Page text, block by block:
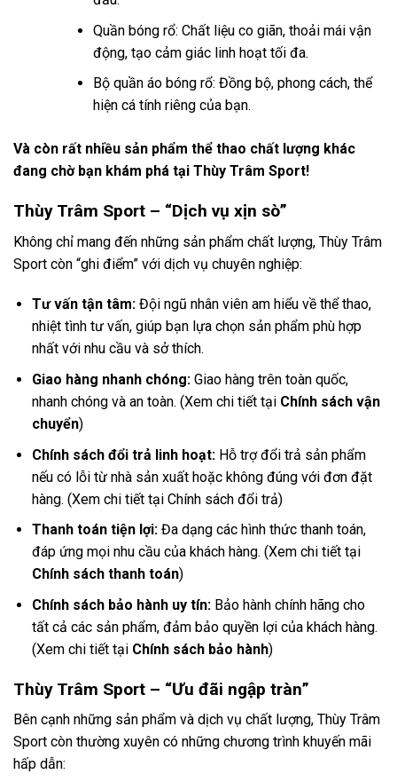
Quần bóng rổ: Chất liệu co giãn, thoải mái vận
động, tạo cảm giác linh hoạt tối đa.
Bộ quần áo bóng rổ: Đồng bộ, phong cách, thể
hiện cá tính riêng của bạn.
Và còn rất nhiều sản phẩm thể thao chất lượng khác
đang chờ bạn khám phá tại Thùy Trâm Sport!
Thùy Trâm Sport – “Dịch vụ xịn sò”
Không chỉ mang đến những sản phẩm chất lượng, Thùy Trâm
Sport còn “ghi điểm” với dịch vụ chuyên nghiệp:
Tư vấn tận tâm:Đội ngũ nhân viên am hiểu về thể thao,
nhiệt tình tư vấn, giúp bạn lựa chọn sản phẩm phù hợp
nhất với nhu cầu và sở thích.
Giao hàng nhanh chóng:Giao hàng trên toàn quốc,
nhanh chóng và an toàn. (Xem chi tiết tại Chính sách vận
chuyển)
Chính sách đổi trả linh hoạt:Hỗ trợ đổi trả sản phẩm
nếu có lỗi từ nhà sản xuất hoặc không đúng với đơn đặt
hàng. (Xem chi tiết tại Chính sách đổi trả)
Thanh toán tiện lợi:Đa dạng các hình thức thanh toán,
đáp ứng mọi nhu cầu của khách hàng. (Xem chi tiết tại
Chính sách thanh toán)
Chính sách bảo hành uy tín:Bảo hành chính hãng cho
tất cả các sản phẩm, đảm bảo quyền lợi của khách hàng.
(Xem chi tiết tại Chính sách bảo hành)
Thùy Trâm Sport – “Ưu đãi ngập tràn”
Bên cạnh những sản phẩm và dịch vụ chất lượng, Thùy Trâm
Sport còn thường xuyên có những chương trình khuyến mãi
hấp dẫn: